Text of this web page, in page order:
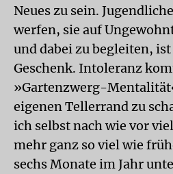
Neues zu sein.
werfen, sie auf
und dabei zu begleiten,
Geschenk. Intoleranz
»Gartenzwerg-
eigenen Tellerrand zu
ich selbst nach wie vor
mehr ganz so viel wie
sechs Monate im Jahr